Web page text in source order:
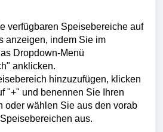
verfügbaren Speisebereiche auf
anzeigen, indem Sie im
Dropdown-Menü
anklicken.
hinzuzufügen, klicken
"+" und benennen Sie Ihren
oder wählen Sie aus den vorab
aus.